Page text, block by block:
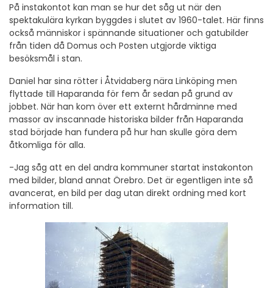
På instakontot kan man se hur det såg ut när den
spektakulära kyrkan byggdes i slutet av 1960-talet. Här finns
också människor i spännande situationer och gatubilder
från tiden då Domus och Posten utgjorde viktiga
besöksmål i stan.
Daniel har sina rötter i Åtvidaberg nära Linköping men
flyttade till Haparanda för fem år sedan på grund av
jobbet. När han kom över ett externt hårdminne med
massor av inscannade historiska bilder från Haparanda
stad började han fundera på hur han skulle göra dem
åtkomliga för alla.
-Jag såg att en del andra kommuner startat instakonton
med bilder, bland annat Örebro. Det är egentligen inte så
avancerat, en bild per dag utan direkt ordning med kort
information till.